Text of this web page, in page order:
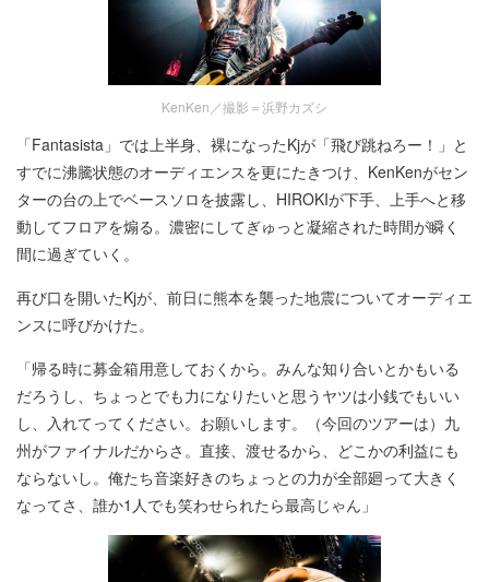
KenKen／撮影＝浜野カズシ
「Fantasista」では上半身、裸になったKjが「飛び跳ねろー！」と
すでに沸騰状態のオーディエンスを更にたきつけ、KenKenがセン
ターの台の上でベースソロを披露し、HIROKIが下手、上手へと移
動してフロアを煽る。濃密にしてぎゅっと凝縮された時間が瞬く
間に過ぎていく。
再び口を開いたKjが、前日に熊本を襲った地震についてオーディエ
ンスに呼びかけた。
「帰る時に募金箱用意しておくから。みんな知り合いとかもいる
だろうし、ちょっとでも力になりたいと思うヤツは小銭でもいい
し、入れてってください。お願いします。（今回のツアーは）九
州がファイナルだからさ。直接、渡せるから、どこかの利益にも
ならないし。俺たち音楽好きのちょっとの力が全部廻って大きく
なってさ、誰か1人でも笑わせられたら最高じゃん」